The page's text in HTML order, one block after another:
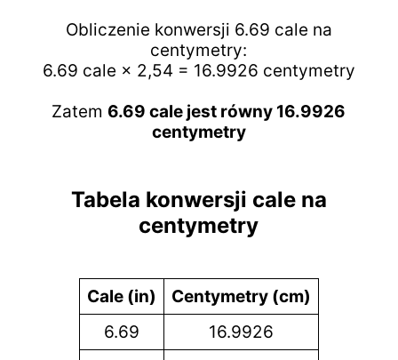
Obliczenie konwersji 6.69 cale na
centymetry:
6.69 cale × 2,54 = 16.9926 centymetry
Zatem 6.69 cale jest równy 16.9926
centymetry
Tabela konwersji cale na
centymetry
Cale (in)
Centymetry (cm)
6.69
16.9926